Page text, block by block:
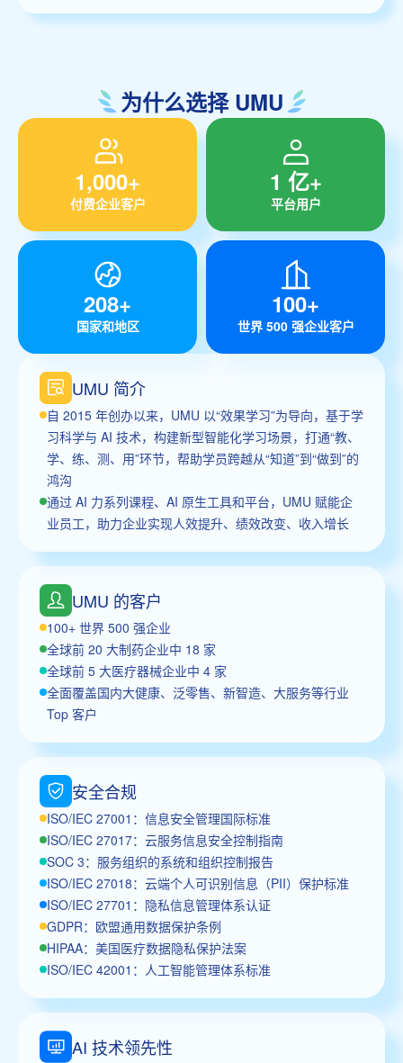
为什么选择 UMU
1,000+
付费企业客户
1 亿+
平台用户
208+
国家和地区
100+
世界 500 强企业客户
UMU 简介
自 2015 年创办以来，UMU 以“效果学习”为导向，基于学
习科学与 AI 技术，构建新型智能化学习场景，打通“教、
学、练、测、用”环节，帮助学员跨越从“知道”到“做到”的
鸿沟
通过 AI 力系列课程、AI 原生工具和平台，UMU 赋能企
业员工，助力企业实现人效提升、绩效改变、收入增长
UMU 的客户
100+ 世界 500 强企业
全球前 20 大制药企业中 18 家
全球前 5 大医疗器械企业中 4 家
全面覆盖国内大健康、泛零售、新智造、大服务等行业
Top 客户
安全合规
ISO/IEC 27001：信息安全管理国际标准
ISO/IEC 27017：云服务信息安全控制指南
SOC 3：服务组织的系统和组织控制报告
ISO/IEC 27018：云端个人可识别信息（PII）保护标准
ISO/IEC 27701：隐私信息管理体系认证
GDPR：欧盟通用数据保护条例
HIPAA：美国医疗数据隐私保护法案
ISO/IEC 42001：人工智能管理体系标准
AI 技术领先性